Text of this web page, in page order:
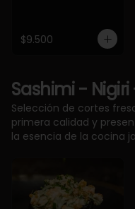
$9.500
Sashimi -
Selección de cortes
primera calidad y
la esencia de la cocina